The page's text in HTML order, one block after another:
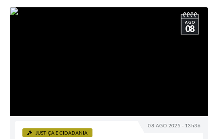
08 AGO 2025 - 13h36
AGO
08
JUSTIÇA E CIDADANIA